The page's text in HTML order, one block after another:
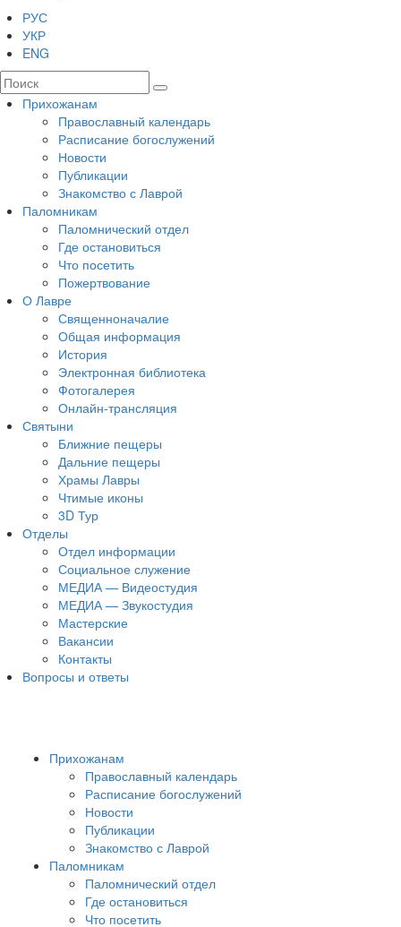
РУС
УКР
ENG
Прихожанам
Православный календарь
Расписание богослужений
Новости
Публикации
Знакомство с Лаврой
Паломникам
Паломнический отдел
Где остановиться
Что посетить
Пожертвование
О Лавре
Священноначалие
Общая информация
История
Электронная библиотека
Фотогалерея
Онлайн-трансляция
Святыни
Ближние пещеры
Дальние пещеры
Храмы Лавры
Чтимые иконы
3D Тур
Отделы
Отдел информации
Социальное служение
МЕДИА — Видеостудия
МЕДИА — Звукостудия
Мастерские
Вакансии
Контакты
Вопросы и ответы
Прихожанам
Православный календарь
Расписание богослужений
Новости
Публикации
Знакомство с Лаврой
Паломникам
Паломнический отдел
Где остановиться
Что посетить